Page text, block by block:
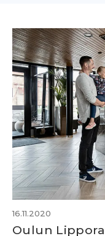
16.11.2020
Oulun